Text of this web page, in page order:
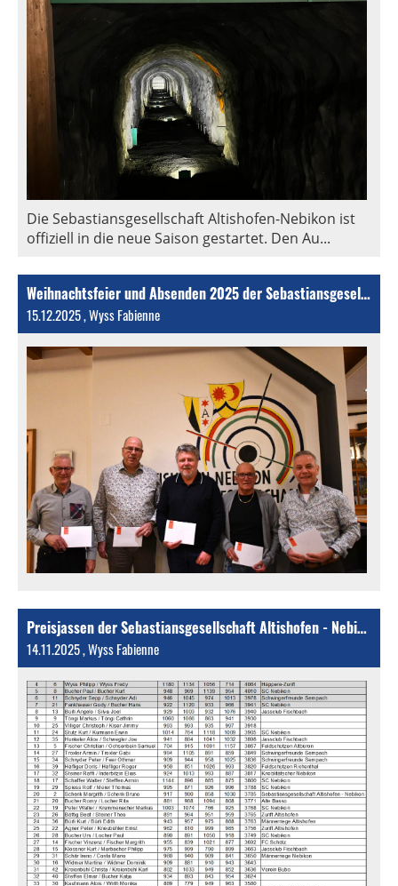
Die Sebastiansgesellschaft Altishofen-Nebikon ist
offiziell in die neue Saison gestartet. Den Au...
Weihnachtsfeier und Absenden 2025 der Sebastiansgesellschaft Altishofen - Nebikon
15.12.2025, Wyss Fabienne
Preisjassen der Sebastiansgesellschaft Altishofen - Nebikon
14.11.2025, Wyss Fabienne